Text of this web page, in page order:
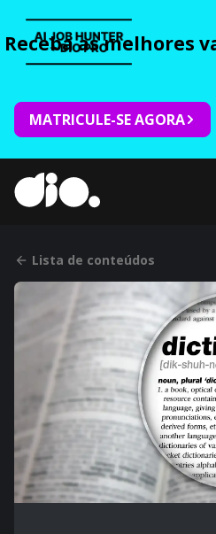
Receba as melhores
MATRICULE-SE AGORA
Lista de conteúdos